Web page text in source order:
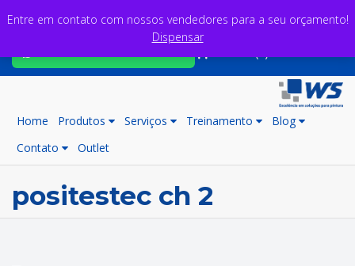
Home Produtos Serviços Treinamento
Blog
Contato
Outlet
positestec ch 2
Entre em contato com nossos vendedores para a seu orçamento!
Dispensar